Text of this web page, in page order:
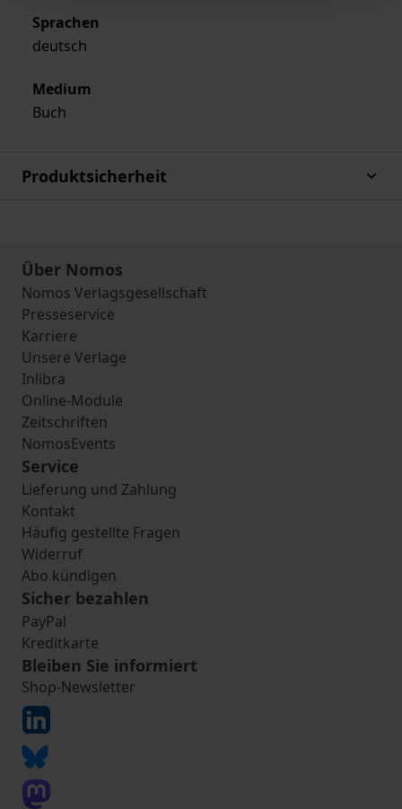
Sprachen
deutsch
Medium
Buch
Produktsicherheit
Über Nomos
Nomos Verlagsgesellschaft
Presseservice
Karriere
Unsere Verlage
Inlibra
Online-Module
Zeitschriften
NomosEvents
Service
Lieferung und Zahlung
Kontakt
Häufig gestellte Fragen
Widerruf
Abo kündigen
Sicher bezahlen
PayPal
Kreditkarte
Bleiben Sie informiert
Shop-Newsletter